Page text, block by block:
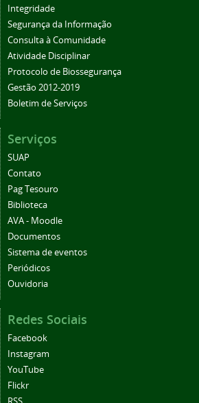
Integridade
Segurança da Informação
Consulta à Comunidade
Atividade Disciplinar
Protocolo de Biossegurança
Gestão 2012-2019
Boletim de Serviços
Serviços
SUAP
Contato
Pag Tesouro
Biblioteca
AVA - Moodle
Documentos
Sistema de eventos
Periódicos
Ouvidoria
Redes Sociais
Facebook
Instagram
YouTube
Flickr